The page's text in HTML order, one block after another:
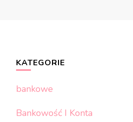
KATEGORIE
bankowe
Bankowość I Konta